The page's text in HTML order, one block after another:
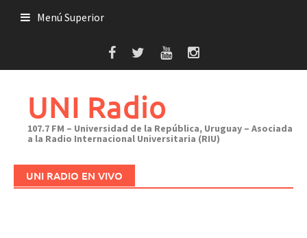
Menú Superior
UNI Radio
107.7 FM – Universidad de la República, Uruguay – Asociada
a la Radio Internacional Universitaria (RIU)
UNI RADIO EN VIVO